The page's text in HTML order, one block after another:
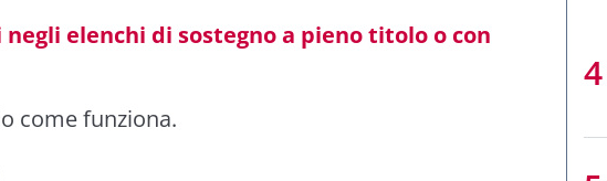
elenchi di sostegno a pieno titolo o con
come funziona.